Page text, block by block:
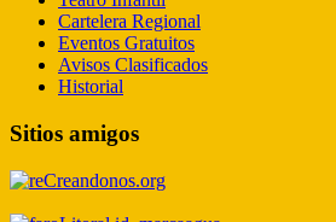
Cartelera Regional
Eventos Gratuitos
Avisos Clasificados
Historial
Sitios amigos